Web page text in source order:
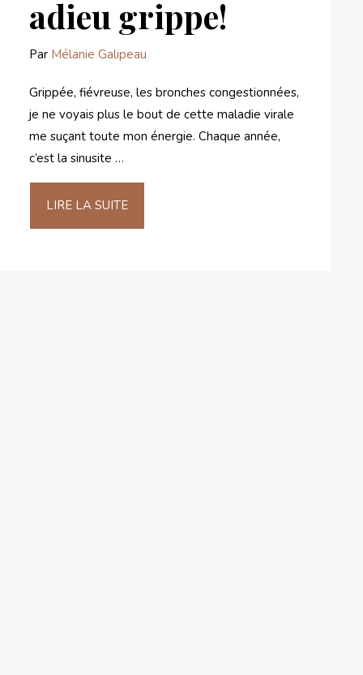
adieu grippe!
Par Mélanie Galipeau
Grippée, fiévreuse, les bronches congestionnées,
je ne voyais plus le bout de cette maladie virale
me suçant toute mon énergie. Chaque année,
c’est la sinusite …
LIRE LA SUITE